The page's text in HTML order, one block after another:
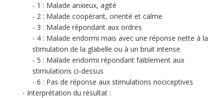
1 : Malade anxieux, agité
2 : Malade coopérant, orienté et calme
3 : Malade répondant aux ordres
4 : Malade endormi mais avec une réponse nette à la
stimulation de la glabelle ou à un bruit intense
5 : Malade endormi répondant faiblement aux
stimulations ci-dessus
6 : Pas de réponse aux stimulations nociceptives
Interprétation du résultat :